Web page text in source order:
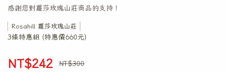
感謝您對蘿莎玫瑰山莊商品的支持！
Rosahill 蘿莎玫瑰山莊
3條特惠組 (特惠價660元)
NT$242 NT$300